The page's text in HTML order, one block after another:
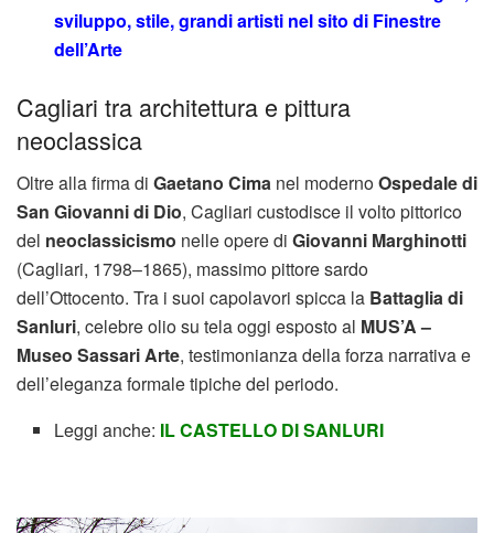
sviluppo, stile, grandi artisti nel sito di Finestre
dell’Arte
Cagliari tra architettura e pittura
neoclassica
Oltre alla firma di Gaetano Cima nel modernoOspedale di
San Giovanni di Dio, Cagliari custodisce il volto pittorico
del neoclassicismo nelle opere di Giovanni Marghinotti
(Cagliari, 1798–1865), massimo pittore sardo
dell’Ottocento. Tra i suoi capolavori spicca la Battaglia di
Sanluri, celebre olio su tela oggi esposto al MUS’A –
Museo Sassari Arte, testimonianza della forza narrativa e
dell’eleganza formale tipiche del periodo.
Leggi anche: IL CASTELLO DI SANLURI